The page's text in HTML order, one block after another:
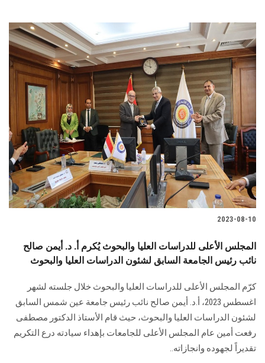
2023-08-10
المجلس الأعلى للدراسات العليا والبحوث يُكرم أ. د. أيمن صالح
نائب رئيس الجامعة السابق لشئون الدراسات العليا والبحوث
كرّم المجلس الأعلى للدراسات العليا والبحوث خلال جلسته لشهر
اغسطس 2023، أ.د. أيمن صالح نائب رئيس جامعة عين شمس السابق
لشئون الدراسات العليا والبحوث، حيث قام الأستاذ الدكتور مصطفى
رفعت أمين عام المجلس الأعلى للجامعات بإهداء سيادته درع التكريم
تقديراً لجهوده وانجازاته..